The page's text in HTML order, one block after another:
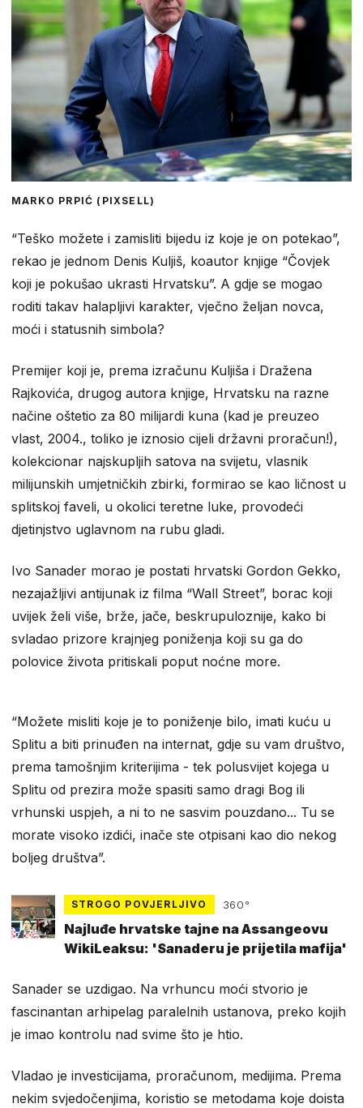
MARKO PRPIĆ (PIXSELL)
“Teško možete i zamisliti bijedu iz koje je on potekao”,
rekao je jednom Denis Kuljiš, koautor knjige “Čovjek
koji je pokušao ukrasti Hrvatsku”. A gdje se mogao
roditi takav halapljivi karakter, vječno željan novca,
moći i statusnih simbola?
Premijer koji je, prema izračunu Kuljiša i Dražena
Rajkovića, drugog autora knjige, Hrvatsku na razne
načine oštetio za 80 milijardi kuna (kad je preuzeo
vlast, 2004., toliko je iznosio cijeli državni proračun!),
kolekcionar najskupljih satova na svijetu, vlasnik
milijunskih umjetničkih zbirki, formirao se kao ličnost u
splitskoj faveli, u okolici teretne luke, provodeći
djetinjstvo uglavnom na rubu gladi.
Ivo Sanader morao je postati hrvatski Gordon Gekko,
nezajažljivi antijunak iz filma “Wall Street”, borac koji
uvijek želi više, brže, jače, beskrupuloznije, kako bi
svladao prizore krajnjeg poniženja koji su ga do
polovice života pritiskali poput noćne more.
“Možete misliti koje je to poniženje bilo, imati kuću u
Splitu a biti prinuđen na internat, gdje su vam društvo,
prema tamošnjim kriterijima - tek polusvijet kojega u
Splitu od prezira može spasiti samo dragi Bog ili
vrhunski uspjeh, a ni to ne sasvim pouzdano... Tu se
morate visoko izdići, inače ste otpisani kao dio nekog
boljeg društva”.
STROGO POVJERLJIVO 360°
Najluđe hrvatske tajne na Assangeovu
WikiLeaksu: 'Sanaderu je prijetila mafija'
Sanader se uzdigao. Na vrhuncu moći stvorio je
fascinantan arhipelag paralelnih ustanova, preko kojih
je imao kontrolu nad svime što je htio.
Vladao je investicijama, proračunom, medijima. Prema
nekim svjedočenjima, koristio se metodama koje doista